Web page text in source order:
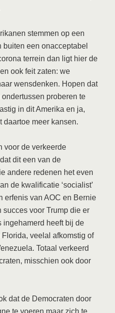
stemmen op een
een onacceptabel
terrein dan ligt hier de
ook feit zaten: we
wensdenken. Hopen dat
proberen te
in dit Amerika en ja,
daartoe meer kansen.
voor de verkeerde
dit een van de
andere redenen het even
de kwalificatie ‘socialist’
erfenis van AOC en Bernie
voor Trump die er
heeft bij de
veelal afkomstig of
Totaal verkeerd
misschien ook door
dat de Democraten door
te voeren maar zich te